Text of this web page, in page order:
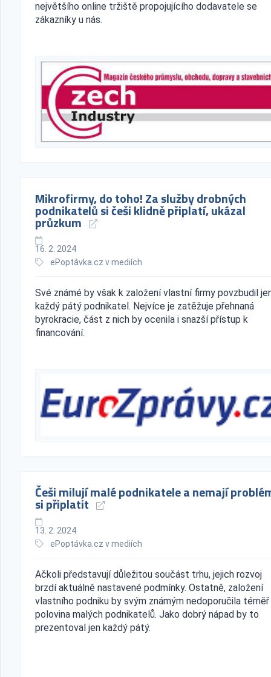
největšího online tržiště propojujícího dodavatele se
zákazníky u nás.
Mikrofirmy, do toho! Za služby drobných
podnikatelů si češi klidně připlatí, ukázal
průzkum
16. 2. 2024
ePoptávka.cz v mediích
Své známé by však k založení vlastní firmy povzbudil
každý pátý podnikatel. Nejvíce je zatěžuje přehnaná
byrokracie, část z nich by ocenila i snazší přístup k
financování.
Češi milují malé podnikatele a nemají
si připlatit
13. 2. 2024
ePoptávka.cz v mediích
Ačkoli představují důležitou součást trhu, jejich rozvoj
brzdí aktuálně nastavené podmínky. Ostatně, založení
vlastního podniku by svým známým nedoporučila téměř
polovina malých podnikatelů. Jako dobrý nápad by to
prezentoval jen každý pátý.